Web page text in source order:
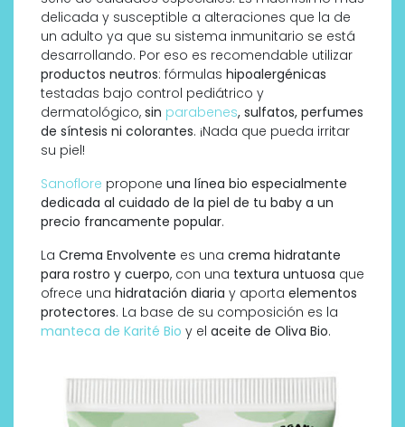
delicada y susceptible a alteraciones que la de
un adulto ya que su sistema inmunitario se está
desarrollando. Por eso es recomendable utilizar
productos neutros: fórmulas hipoalergénicas
testadas bajo control pediátrico y
dermatológico, sin parabenes, sulfatos, perfumes
de síntesis ni colorantes. ¡Nada que pueda irritar
su piel!
Sanoflore propone una línea bio especialmente
dedicada al cuidado de la piel de tu baby a un
precio francamente popular.
La Crema Envolvente es una crema hidratante
para rostro y cuerpo, con una textura untuosa que
ofrece una hidratación diaria y aporta elementos
protectores. La base de su composición es la
manteca de Karité Bio y el aceite de Oliva Bio.